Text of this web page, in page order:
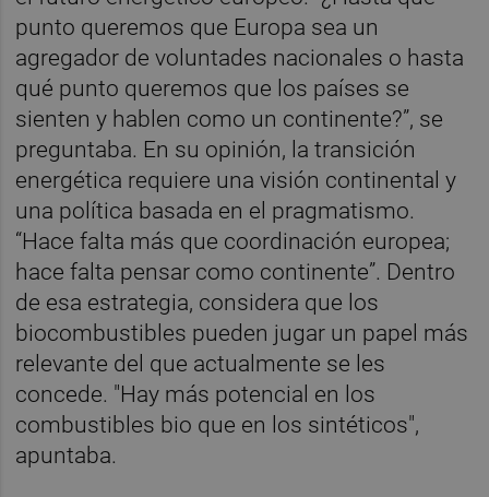
punto queremos que Europa sea un
agregador de voluntades nacionales o hasta
qué punto queremos que los países se
sienten y hablen como un continente?”, se
preguntaba. En su opinión, la transición
energética requiere una visión continental y
una política basada en el pragmatismo.
“Hace falta más que coordinación europea;
hace falta pensar como continente”. Dentro
de esa estrategia, considera que los
biocombustibles pueden jugar un papel más
relevante del que actualmente se les
concede. "Hay más potencial en los
combustibles bio que en los sintéticos",
apuntaba.